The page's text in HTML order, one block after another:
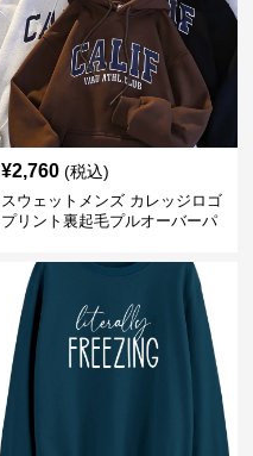
¥2,760 (税込)
スウェットメンズ カレッジロゴ
プリント裏起毛プルオーバーパ